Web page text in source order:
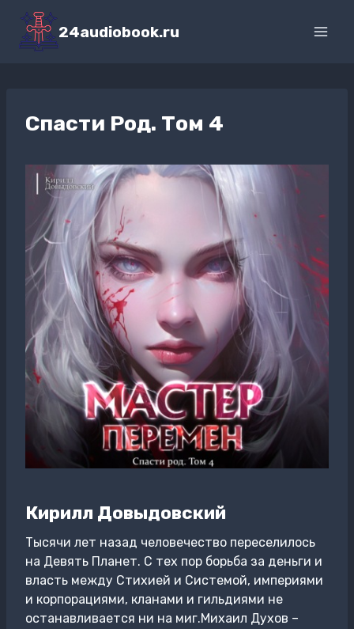
Перейти
содержимому
24audiobook.ru
Спасти Род. Том 4
Кирилл Довыдовский
Тысячи лет назад человечество переселилось
на Девять Планет. С тех пор борьба за деньги и
власть между Стихией и Системой, империями
и корпорациями, кланами и гильдиями не
останавливается ни на миг.Михаил Духов –